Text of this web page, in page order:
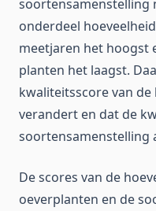
soortensamenstelling
onderdeel
meetjaren het hoogst
planten het laagst.
kwaliteitsscore van
verandert en dat de
soortensamenstelling
De scores van de
oeverplanten en de